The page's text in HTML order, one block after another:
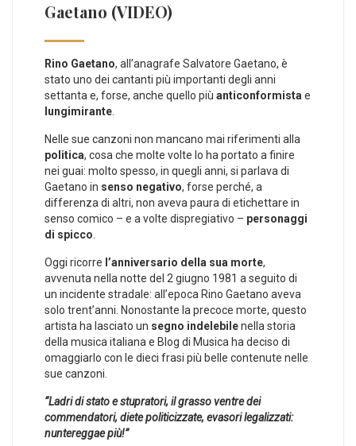
Gaetano (VIDEO)
Rino Gaetano, all’anagrafe Salvatore Gaetano, è
stato uno dei cantanti più importanti degli anni
settanta e, forse, anche quello più anticonformistae
lungimirante.
Nelle sue canzoni non mancano mai riferimenti alla
politica, cosa che molte volte lo ha portato a finire
nei guai: molto spesso, in quegli anni, si parlava di
Gaetano in senso negativo, forse perché, a
differenza di altri, non aveva paura di etichettare in
senso comico – e a volte dispregiativo – personaggi
di spicco.
Oggi ricorre l’anniversario della sua morte,
avvenuta nella notte del 2 giugno 1981 a seguito di
un incidente stradale: all’epoca Rino Gaetano aveva
solo trent’anni. Nonostante la precoce morte, questo
artista ha lasciato un segno indelebilenella storia
della musica italiana e Blog di Musica ha deciso di
omaggiarlo con le dieci frasi più belle contenute nelle
sue canzoni.
“Ladri di stato e stupratori, il grasso ventre dei
commendatori, diete politicizzate, evasori legalizzati:
nuntereggae più!”